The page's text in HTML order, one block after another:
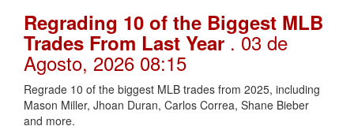
Regrading 10 of the Biggest MLB
Trades From Last Year. 03 de
Agosto, 2026 08:15
Regrade 10 of the biggest MLB trades from 2025, including
Mason Miller, Jhoan Duran, Carlos Correa, Shane Bieber
and more.